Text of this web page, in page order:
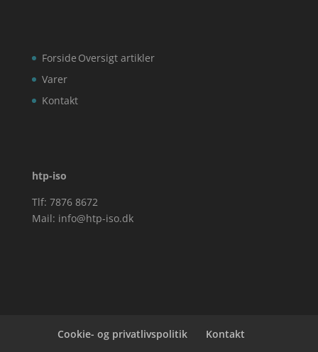
Forside
Varer
Kontakt
Oversigt artikler
htp-iso
Tlf: 7876 8672
Mail: info@htp-iso.dk
Cookie- og privatlivspolitik Kontakt